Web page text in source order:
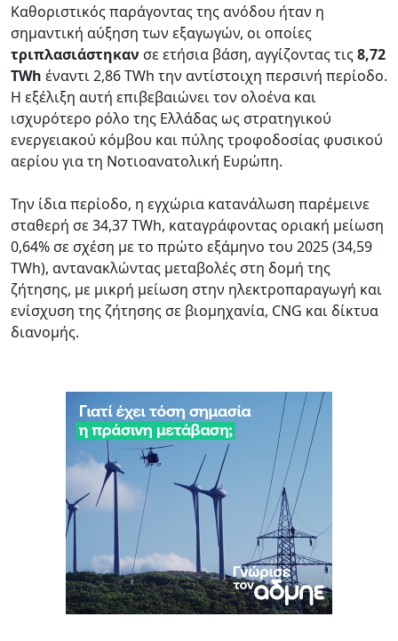
Καθοριστικός παράγοντας της ανόδου ήταν η
σημαντική αύξηση των εξαγωγών, οι οποίες
τριπλασιάστηκαν σε ετήσια βάση, αγγίζοντας τις8,72
TWh έναντι 2,86 TWh την αντίστοιχη περσινή περίοδο.
Η εξέλιξη αυτή επιβεβαιώνει τον ολοένα και
ισχυρότερο ρόλο της Ελλάδας ως στρατηγικού
ενεργειακού κόμβου και πύλης τροφοδοσίας φυσικού
αερίου για τη Νοτιοανατολική Ευρώπη.
Την ίδια περίοδο, η εγχώρια κατανάλωση παρέμεινε
σταθερή σε 34,37 TWh, καταγράφοντας οριακή μείωση
0,64% σε σχέση με το πρώτο εξάμηνο του 2025 (34,59
TWh), αντανακλώντας μεταβολές στη δομή της
ζήτησης, με μικρή μείωση στην ηλεκτροπαραγωγή και
ενίσχυση της ζήτησης σε βιομηχανία, CNG και δίκτυα
διανομής.